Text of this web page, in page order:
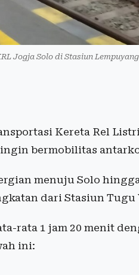
Jogja Solo di Stasiun
Kereta Rel
bermobilitas
menuju Solo
dari Stasiun Tugu
rata 1 jam 20 menit
ini: